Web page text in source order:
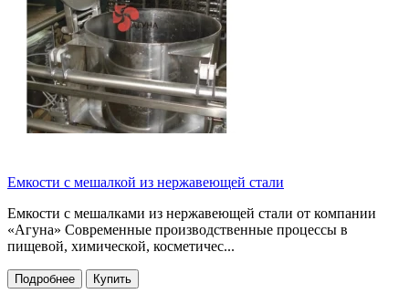
Емкости с мешалкой из нержавеющей стали
Емкости с мешалками из нержавеющей стали от компании
«Агуна» Современные производственные процессы в
пищевой, химической, косметичес...
Подробнее Купить